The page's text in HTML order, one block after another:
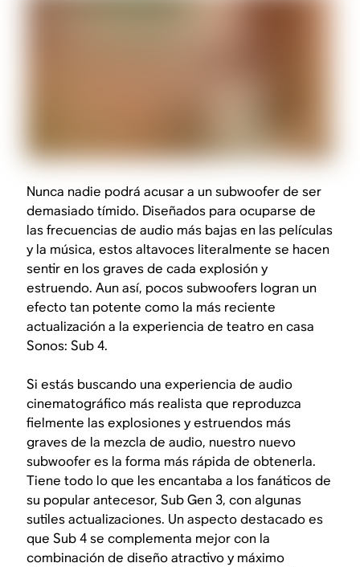
Nunca nadie podrá acusar a un subwoofer de ser
demasiado tímido. Diseñados para ocuparse de
las frecuencias de audio más bajas en las películas
y la música, estos altavoces literalmente se hacen
sentir en los graves de cada explosión y
estruendo. Aun así, pocos subwoofers logran un
efecto tan potente como la más reciente
actualización a la experiencia de teatro en casa
Sonos: Sub 4.
Si estás buscando una experiencia de audio
cinematográfico más realista que reproduzca
fielmente las explosiones y estruendos más
graves de la mezcla de audio, nuestro nuevo
subwoofer es la forma más rápida de obtenerla.
Tiene todo lo que les encantaba a los fanáticos de
su popular antecesor, Sub Gen 3, con algunas
sutiles actualizaciones. Un aspecto destacado es
que Sub 4 se complementa mejor con la
combinación de diseño atractivo y máximo